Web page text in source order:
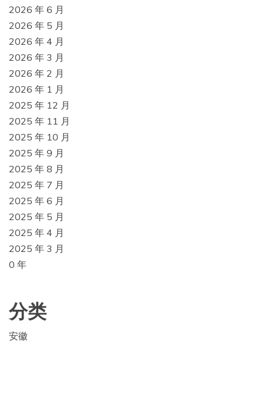
2026 年 6 月
2026 年 5 月
2026 年 4 月
2026 年 3 月
2026 年 2 月
2026 年 1 月
2025 年 12 月
2025 年 11 月
2025 年 10 月
2025 年 9 月
2025 年 8 月
2025 年 7 月
2025 年 6 月
2025 年 5 月
2025 年 4 月
2025 年 3 月
0 年
分类
安徽